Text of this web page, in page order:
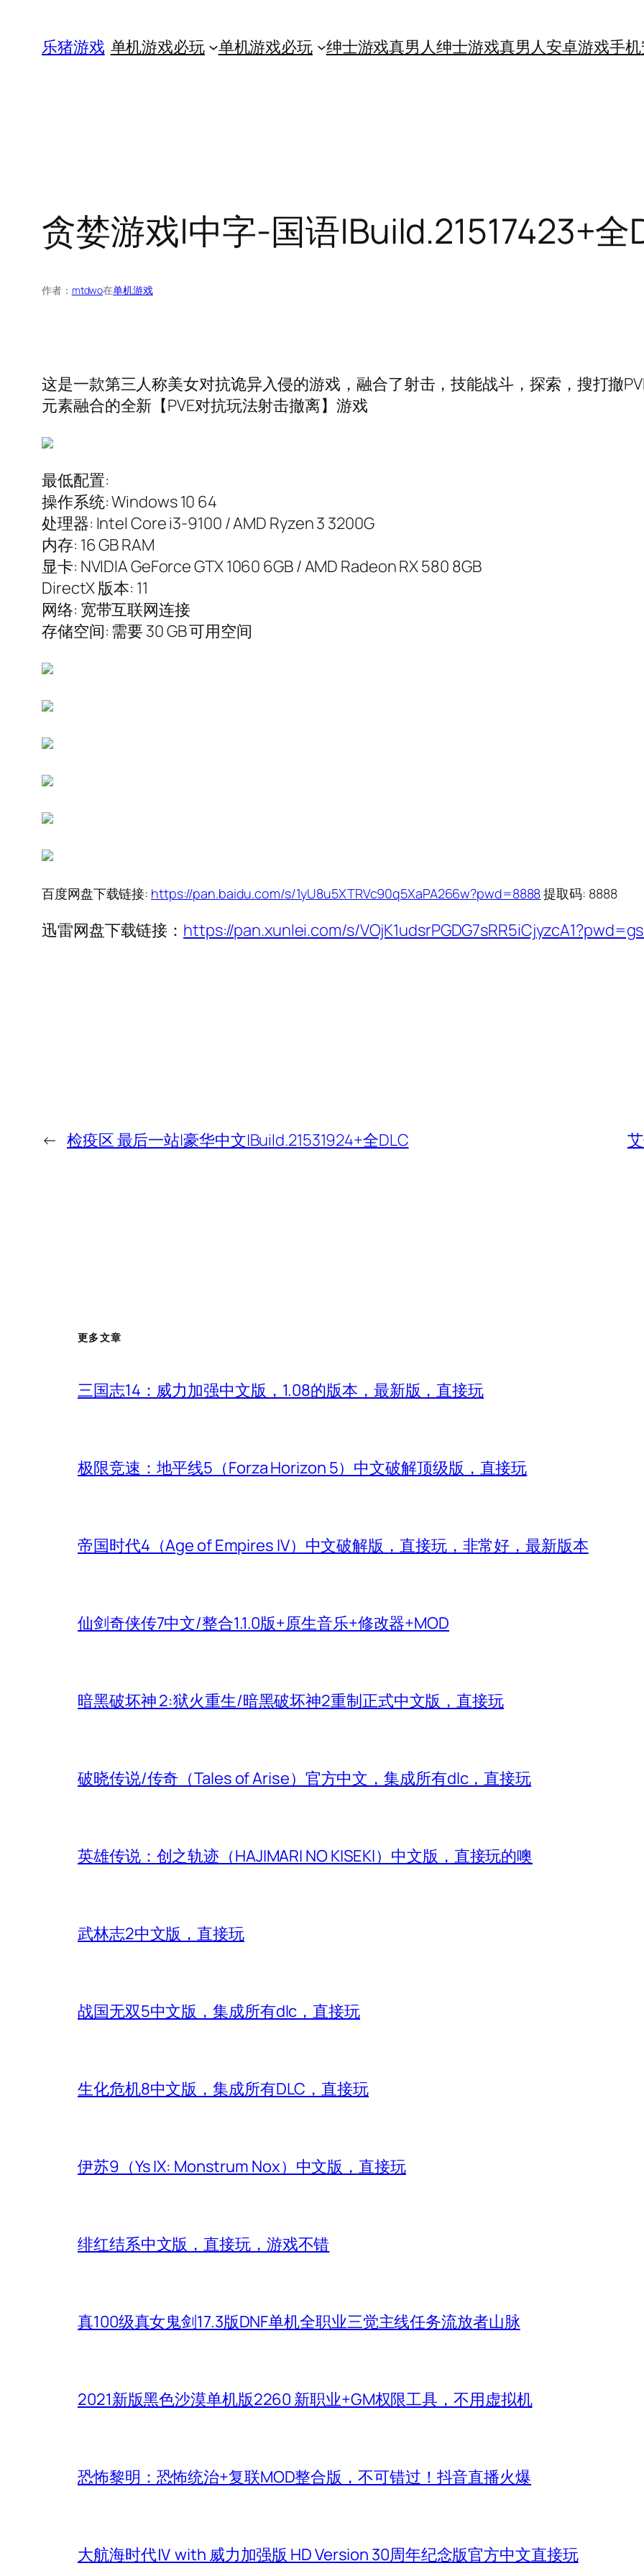
乐猪游戏 单机游戏必玩 单机游戏必玩 绅士游戏真男人绅士游戏真男人安卓游戏手机
贪婪游戏|中字-国语|Build.21517423+全
作者： mtdwo在单机游戏
这是一款第三人称美女对抗诡异入侵的游戏，融合了射击，技能战斗，探索，搜打撤
元素融合的全新【PVE对抗玩法射击撤离】游戏
最低配置:
操作系统: Windows 10 64
处理器: Intel Core i3-9100 / AMD Ryzen 3 3200G
内存: 16 GB RAM
显卡: NVIDIA GeForce GTX 1060 6GB / AMD Radeon RX 580 8GB
DirectX 版本: 11
网络: 宽带互联网连接
存储空间: 需要 30 GB 可用空间
百度网盘下载链接: https://pan.baidu.com/s/1yU8u5XTRVc90q5XaPA266w?pwd=8888提取码: 8888
迅雷网盘下载链接： https://pan.xunlei.com/s/
← 检疫区 最后一站|豪华中文|Build.21531924+全DLC
更多文章
三国志14：威力加强中文版，1.08的版本，最新版，直接玩
极限竞速：地平线5（Forza Horizon 5）中文破解顶级版，直接玩
帝国时代4（Age of Empires IV）中文破解版，直接玩，非常好，最新版本
仙剑奇侠传7中文/整合1.1.0版+原生音乐+修改器+MOD
暗黑破坏神 2:狱火重生/暗黑破坏神2重制正式中文版，直接玩
破晓传说/传奇（Tales of Arise）官方中文，集成所有dlc，直接玩
英雄传说：创之轨迹（HAJIMARI NO KISEKI）中文版，直接玩的噢
武林志2中文版，直接玩
战国无双5中文版，集成所有dlc，直接玩
生化危机8中文版，集成所有DLC，直接玩
伊苏9（Ys IX: Monstrum Nox）中文版，直接玩
绯红结系中文版，直接玩，游戏不错
真100级真女鬼剑17.3版DNF单机全职业三觉主线任务流放者山脉
2021新版黑色沙漠单机版2260 新职业+GM权限工具，不用虚拟机
恐怖黎明：恐怖统治+复联MOD整合版，不可错过！抖音直播火爆
大航海时代Ⅳ with 威力加强版 HD Version 30周年纪念版官方中文直接玩